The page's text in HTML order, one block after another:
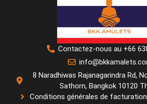
Contactez-nous au +66
8 Naradhiwas Rajanagarindra Rd,
Sathorn, Bangkok 10120
Conditions générales de facturation